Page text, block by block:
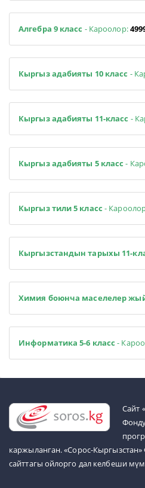
Алгебра 9 класс - Кароолор:
Кыргыз адабияты 10 класс -
Кыргыз адабияты 11-класс -
Кыргыз адабияты 5 класс-
Кыргыз тили 5 класс -
Кыргызстандын тарыхы 11-
Химия боюнча маселелер
Информатика 5-6 класс-
Cайт
каржыланган. «Сорос-
сайттагы ойлорго дал келбеши